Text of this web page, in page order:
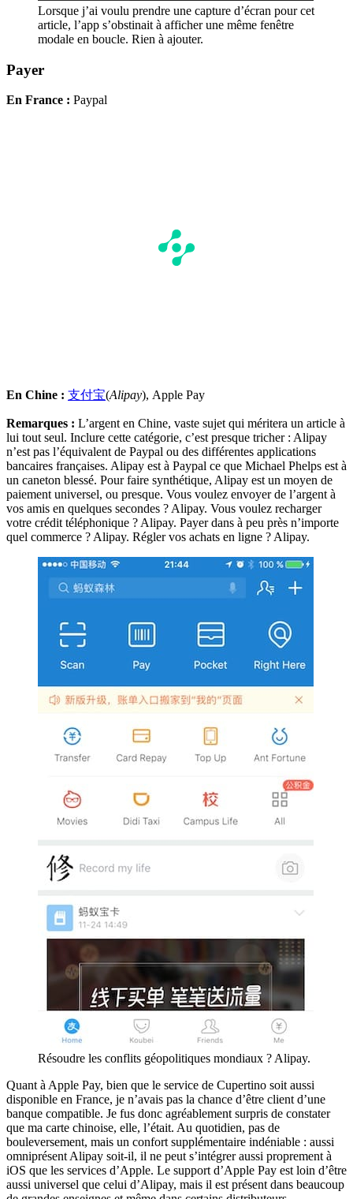
Lorsque j’ai voulu prendre une capture d’écran pour cet
article, l’app s’obstinait à afficher une même fenêtre
modale en boucle. Rien à ajouter.
Payer
En France : Paypal
En Chine : 支付宝(Alipay), Apple Pay
Remarques : L’argent en Chine, vaste sujet qui méritera un article à
lui tout seul. Inclure cette catégorie, c’est presque tricher : Alipay
n’est pas l’équivalent de Paypal ou des différentes applications
bancaires françaises. Alipay est à Paypal ce que Michael Phelps est à
un caneton blessé. Pour faire synthétique, Alipay est un moyen de
paiement universel, ou presque. Vous voulez envoyer de l’argent à
vos amis en quelques secondes ? Alipay. Vous voulez recharger
votre crédit téléphonique ? Alipay. Payer dans à peu près n’importe
quel commerce ? Alipay. Régler vos achats en ligne ? Alipay.
Résoudre les conflits géopolitiques mondiaux ? Alipay.
Quant à Apple Pay, bien que le service de Cupertino soit aussi
disponible en France, je n’avais pas la chance d’être client d’une
banque compatible. Je fus donc agréablement surpris de constater
que ma carte chinoise, elle, l’était. Au quotidien, pas de
bouleversement, mais un confort supplémentaire indéniable : aussi
omniprésent Alipay soit-il, il ne peut s’intégrer aussi proprement à
iOS que les services d’Apple. Le support d’Apple Pay est loin d’être
aussi universel que celui d’Alipay, mais il est présent dans beaucoup